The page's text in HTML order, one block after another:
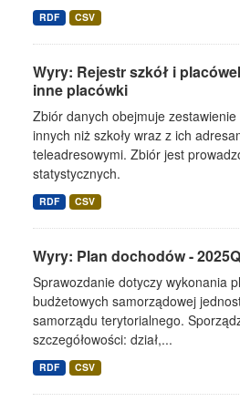
RDF CSV
Wyry: Rejestr szkół i
inne placówki
Zbiór danych obejmuje
innych niż szkoły wraz z ich
teleadresowymi. Zbiór jest
statystycznych.
RDF CSV
Wyry: Plan dochodów -
Sprawozdanie dotyczy wykonania
budżetowych samorządowej
samorządu terytorialnego.
szczegółowości: dział,...
RDF CSV